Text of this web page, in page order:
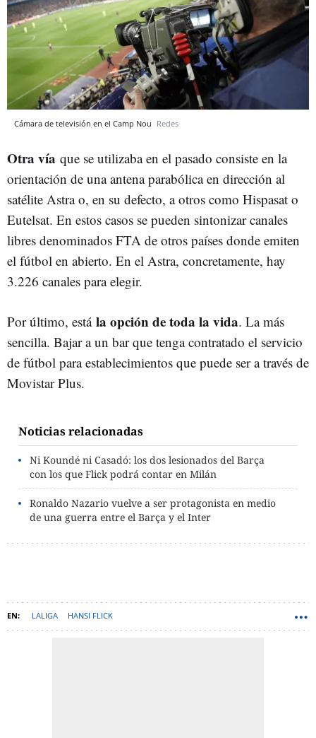
Cámara de televisión en el Camp Nou Redes
Otra vía que se utilizaba en el pasado consiste en la
orientación de una antena parabólica en dirección al
satélite Astra o, en su defecto, a otros como Hispasat o
Eutelsat. En estos casos se pueden sintonizar canales
libres denominados FTA de otros países donde emiten
el fútbol en abierto. En el Astra, concretamente, hay
3.226 canales para elegir.
Por último, está la opción de toda la vida. La más
sencilla. Bajar a un bar que tenga contratado el servicio
de fútbol para establecimientos que puede ser a través de
Movistar Plus.
Noticias relacionadas
Ni Koundé ni Casadó: los dos lesionados del Barça
con los que Flick podrá contar en Milán
Ronaldo Nazario vuelve a ser protagonista en medio
de una guerra entre el Barça y el Inter
LALIGA HANSI FLICK